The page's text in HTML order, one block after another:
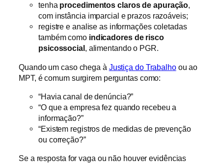
tenha procedimentos claros de apuração,
com instância imparcial e prazos razoáveis;
registre e analise as informações coletadas
também como indicadores de risco
psicossocial, alimentando o PGR.
Quando um caso chega à Justiça do Trabalhoou ao
MPT, é comum surgirem perguntas como:
“Havia canal de denúncia?”
“O que a empresa fez quando recebeu a
informação?”
“Existem registros de medidas de prevenção
ou correção?”
Se a resposta for vaga ou não houver evidências